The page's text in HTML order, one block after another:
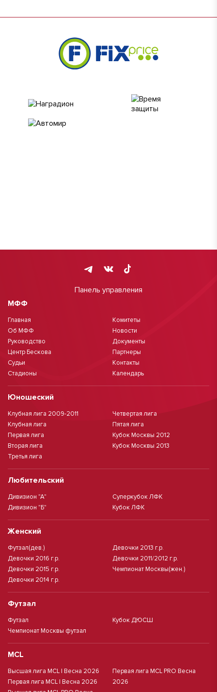
Панель управления
МФФ
Главная
Об МФФ
Руководство
Центр Бескова
Судьи
Стадионы
Комитеты
Новости
Документы
Партнеры
Контакты
Календарь
Юношеский
Клубная лига 2009-2011
Клубная лига
Первая лига
Вторая лига
Третья лига
Четвертая лига
Пятая лига
Кубок Москвы 2012
Кубок Москвы 2013
Любительский
Дивизион "А"
Дивизион "Б"
Суперкубок ЛФК
Кубок ЛФК
Женский
Футзал(дев.)
Девочки 2016 г.р.
Девочки 2015 г.р.
Девочки 2014 г.р.
Девочки 2013 г.р.
Девочки 2011/2012 г.р.
Чемпионат Москвы(жен.)
Футзал
Футзал
Чемпионат Москвы футзал
Кубок ДЮСШ
MCL
Высшая лига MCL | Весна 2026
Первая лига MCL | Весна 2026
Первая лига MCL PRO Весна
2026